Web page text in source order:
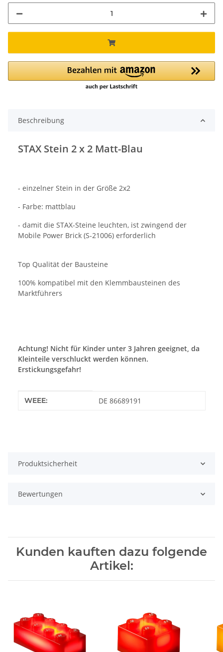
Beschreibung
STAX Stein 2 x 2 Matt-Blau
- einzelner Stein in der Größe 2x2
- Farbe: mattblau
- damit die STAX-Steine leuchten, ist zwingend der
Mobile Power Brick (S-21006) erforderlich
Top Qualität der Bausteine
100% kompatibel mit den Klemmbausteinen des
Marktführers
Achtung! Nicht für Kinder unter 3 Jahren geeignet, da
Kleinteile verschluckt werden können.
Erstickungsgefahr!
Produkteigenschaft
Wert
WEEE: DE 86689191
Produktsicherheit
Bewertungen
Kunden kauften dazu folgende
Artikel: